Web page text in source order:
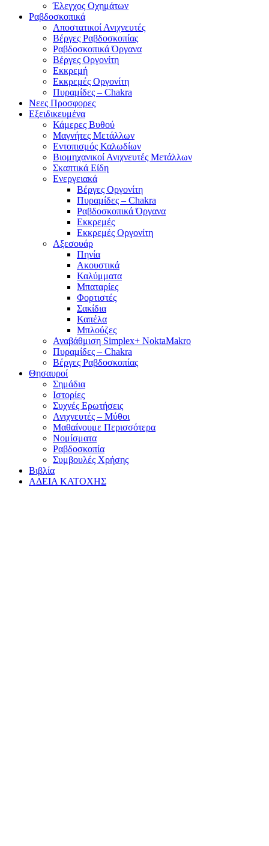
Έλεγχος Οχημάτων
Ραβδοσκοπικά
Αποστατικοί Ανιχνευτές
Βέργες Ραβδοσκοπίας
Ραβδοσκοπικά Όργανα
Βέργες Οργονίτη
Εκκρεμή
Εκκρεμές Οργονίτη
Πυραμίδες – Chakra
Νεες Προσφορες
Εξειδικευμένα
Κάμερες Βυθού
Μαγνήτες Μετάλλων
Εντοπισμός Καλωδίων
Βιομηχανικοί Ανιχνευτές Μετάλλων
Σκαπτικά Είδη
Ενεργειακά
Βέργες Οργονίτη
Πυραμίδες – Chakra
Ραβδοσκοπικά Όργανα
Εκκρεμές
Εκκρεμές Οργονίτη
Αξεσουάρ
Πηνία
Ακουστικά
Καλύμματα
Μπαταρίες
Φορτιστές
Σακίδια
Καπέλα
Μπλούζες
Αναβάθμιση Simplex+ NoktaMakro
Πυραμίδες – Chakra
Βέργες Ραβδοσκοπίας
Θησαυροί
Σημάδια
Ιστορίες
Συχνές Ερωτήσεις
Ανιχνευτές – Μύθοι
Μαθαίνουμε Περισσότερα
Νομίσματα
Ραβδοσκοπία
Συμβουλές Χρήσης
Βιβλία
ΑΔΕΙΑ ΚΑΤΟΧΗΣ